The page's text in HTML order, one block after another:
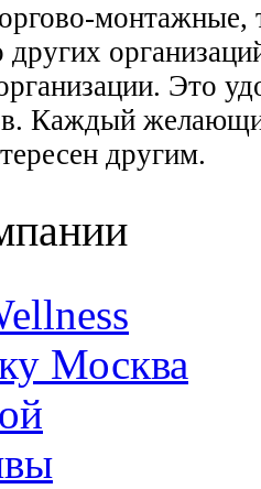
монтажные,
других
Это
Каждый
другим.
Москва